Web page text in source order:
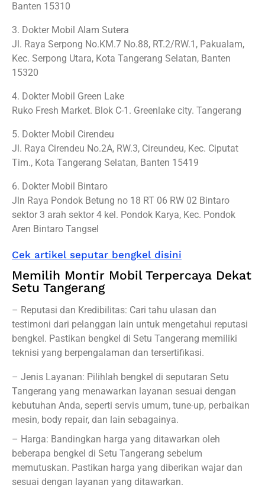
Banten 15310
3. Dokter Mobil Alam Sutera
Jl. Raya Serpong No.KM.7 No.88, RT.2/RW.1, Pakualam,
Kec. Serpong Utara, Kota Tangerang Selatan, Banten
15320
4. Dokter Mobil Green Lake
Ruko Fresh Market. Blok C-1. Greenlake city. Tangerang
5. Dokter Mobil Cirendeu
Jl. Raya Cirendeu No.2A, RW.3, Cireundeu, Kec. Ciputat
Tim., Kota Tangerang Selatan, Banten 15419
6. Dokter Mobil Bintaro
Jln Raya Pondok Betung no 18 RT 06 RW 02 Bintaro
sektor 3 arah sektor 4 kel. Pondok Karya, Kec. Pondok
Aren Bintaro Tangsel
Cek artikel seputar bengkel disini
Memilih Montir Mobil Terpercaya Dekat
Setu Tangerang
– Reputasi dan Kredibilitas: Cari tahu ulasan dan
testimoni dari pelanggan lain untuk mengetahui reputasi
bengkel. Pastikan bengkel di Setu Tangerang memiliki
teknisi yang berpengalaman dan tersertifikasi.
– Jenis Layanan: Pilihlah bengkel di seputaran Setu
Tangerang yang menawarkan layanan sesuai dengan
kebutuhan Anda, seperti servis umum, tune-up, perbaikan
mesin, body repair, dan lain sebagainya.
– Harga: Bandingkan harga yang ditawarkan oleh
beberapa bengkel di Setu Tangerang sebelum
memutuskan. Pastikan harga yang diberikan wajar dan
sesuai dengan layanan yang ditawarkan.